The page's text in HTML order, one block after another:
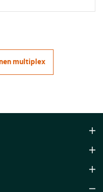
multiplex